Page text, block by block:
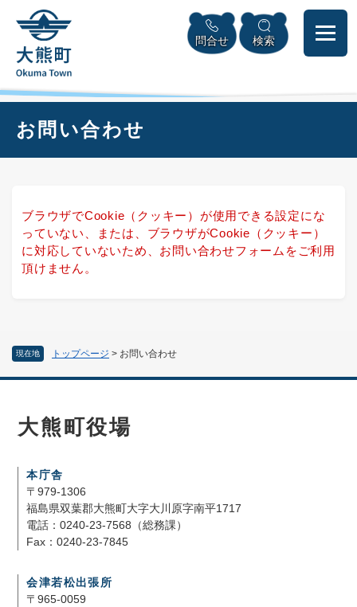
頭
メニューを飛ばして本文へ
問合せ 検索
現在地 トップページ > お問い合わせ
お問い合わせ
ブラウザでCookie（クッキー）が使用できる設定にな
っていない、または、ブラウザがCookie（クッキー）
に対応していないため、お問い合わせフォームをご利用
頂けません。
大熊町役場
本庁舎
〒979-1306
福島県双葉郡大熊町大字大川原字南平1717
電話：0240-23-7568（総務課）
Fax：0240-23-7845
会津若松出張所
〒965-0059